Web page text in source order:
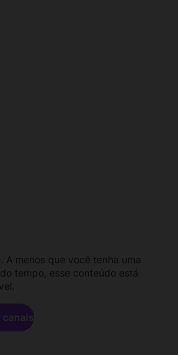
A menos que você tenha uma
tempo, esse conteúdo está
canais